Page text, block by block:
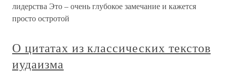
лидерства Это – очень глубокое замечание и кажется
просто остротой
О цитатах из классических текстов
иудаизма